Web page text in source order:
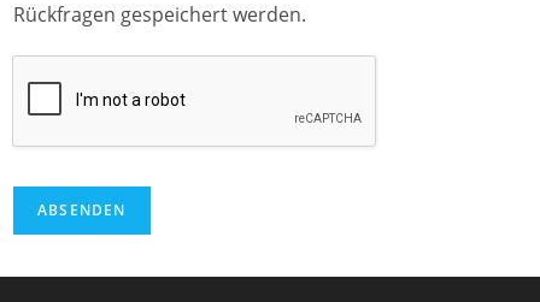
Rückfragen gespeichert werden.
ABSENDEN